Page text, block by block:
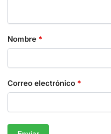
Nombre *
Correo electrónico *